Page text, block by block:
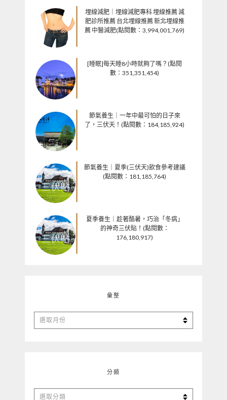
埋線減肥｜埋線減肥專科 埋線推薦 減
肥診所推薦 台北埋線推薦 新北埋線推
薦 中醫減肥(點閱數：3,994,001,769)
[睡眠]每天睡8小時就夠了嗎？(點閱
數：351,351,454)
節氣養生｜一年中最可怕的日子來
了，三伏天！(點閱數：184,185,924)
節氣養生｜夏季(三伏天)飲食參考建議
(點閱數：181,185,764)
夏季養生｜趁著酷暑，巧治「冬病」
的神奇三伏貼！(點閱數：
176,180,917)
彙整
彙
整
分類
分